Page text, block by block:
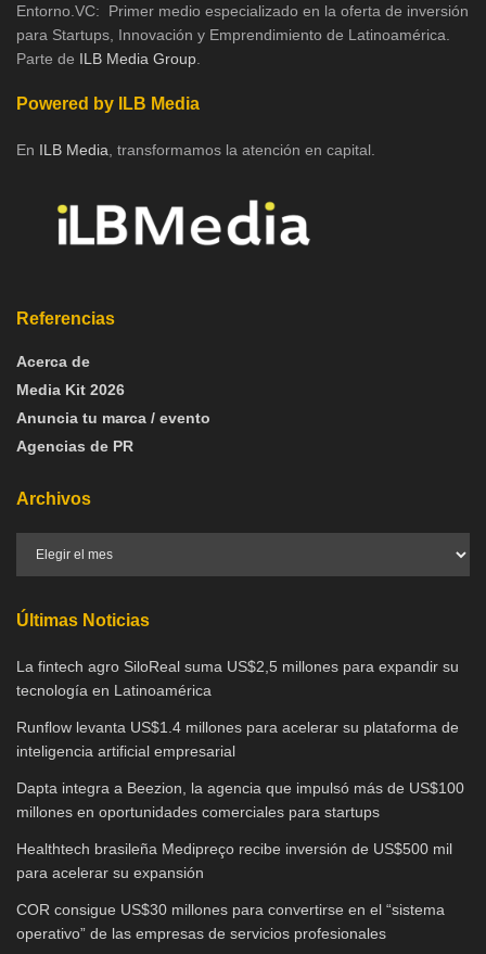
Entorno.VC: Primer medio especializado en la oferta de inversión
para Startups, Innovación y Emprendimiento de Latinoamérica.
Parte de ILB Media Group
Powered by ILB Media
En ILB Media , transformamos la atención en capital.
Referencias
Acerca de
Media Kit 2026
Anuncia tu marca / evento
Agencias de PR
Archivos
Últimas Noticias
La fintech agro SiloReal suma US$2,5 millones para expandir su
tecnología en Latinoamérica
Runflow levanta US$1.4 millones para acelerar su plataforma de
inteligencia artificial empresarial
Dapta integra a Beezion, la agencia que impulsó más de US$100
millones en oportunidades comerciales para startups
Healthtech brasileña Medipreço recibe inversión de US$500 mil
para acelerar su expansión
COR consigue US$30 millones para convertirse en el “sistema
operativo” de las empresas de servicios profesionales